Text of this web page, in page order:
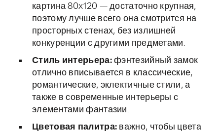
картина 80x120 — достаточно крупная,
поэтому лучше всего она смотрится на
просторных стенах, без излишней
конкуренции с другими предметами.
Стиль интерьера:фэнтезийный замок
отлично вписывается в классические,
романтические, эклектичные стили, а
также в современные интерьеры с
элементами фантазии.
Цветовая палитра: важно, чтобы цвета